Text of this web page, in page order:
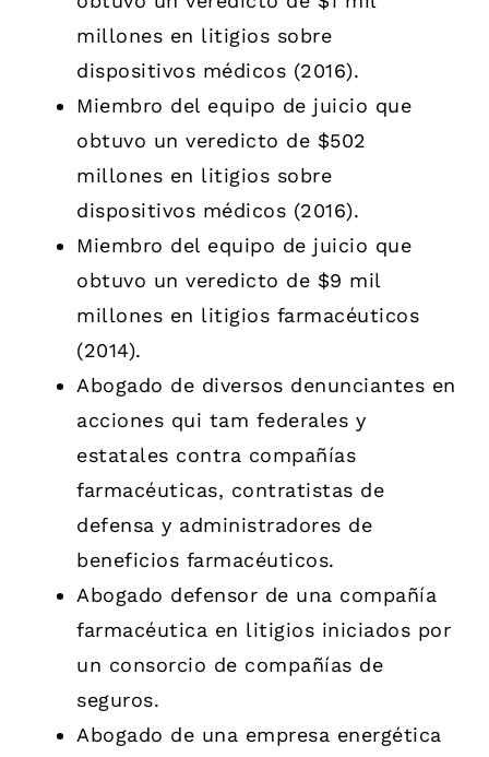
millones en litigios sobre
dispositivos médicos (2016).
Miembro del equipo de juicio que
obtuvo un veredicto de $502
millones en litigios sobre
dispositivos médicos (2016).
Miembro del equipo de juicio que
obtuvo un veredicto de $9 mil
millones en litigios farmacéuticos
(2014).
Abogado de diversos denunciantes en
acciones qui tam federales y
estatales contra compañías
farmacéuticas, contratistas de
defensa y administradores de
beneficios farmacéuticos.
Abogado defensor de una compañía
farmacéutica en litigios iniciados por
un consorcio de compañías de
seguros.
Abogado de una empresa energética